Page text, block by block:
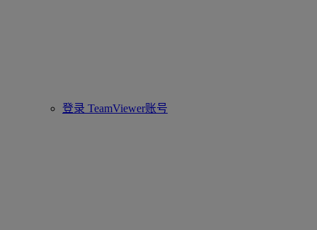
登录 TeamViewer账号